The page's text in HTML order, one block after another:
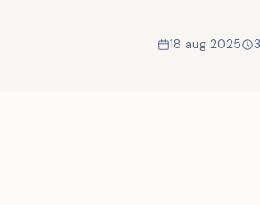
18 aug 2025